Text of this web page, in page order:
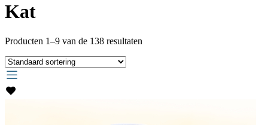
Kat
Producten 1–9 van de 138 resultaten